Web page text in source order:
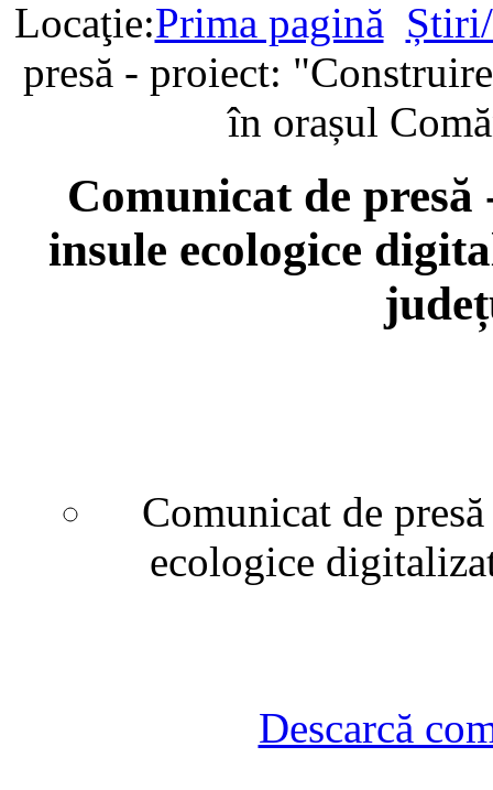
Locaţie:Prima pagină
presă - proiect:
în orașul
Comunicat de
insule ecologice
Comunicat de
ecologice
Descarcă